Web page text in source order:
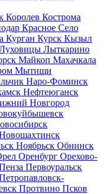
Королев Кострома
Красное Село
Курган Курск Кызыл
Лыткарино
Майкоп Махачкала
Мытищи
Наро-Фоминск
Нефтеюганск
Новгород
Ноябрьск Обнинск
Оренбург Орехово-
Первоуральск
Протвино Псков